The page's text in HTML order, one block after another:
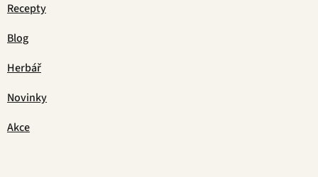
Recepty
Blog
Herbář
Novinky
Akce